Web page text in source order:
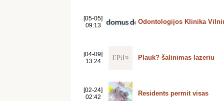
[05-05]
09:13
Odontologijos Klinika
[04-09]
13:24
Plauk? šalinimas lazeriu
[02-24]
02:42
Residents permit visas